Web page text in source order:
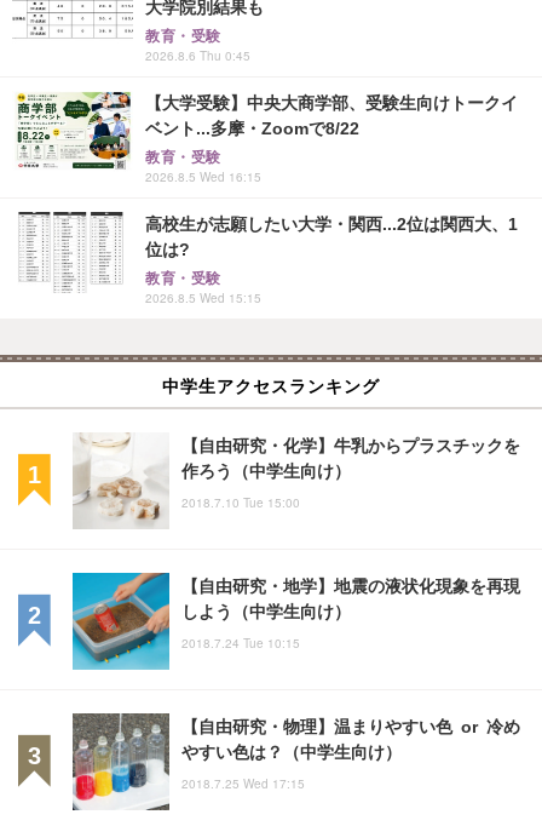
大学院別結果も
教育・受験
2026.8.6 Thu 0:45
【大学受験】中央大商学部、受験生向けトークイ
ベント...多摩・Zoomで8/22
教育・受験
2026.8.5 Wed 16:15
高校生が志願したい大学・関西...2位は関西大、1
位は?
教育・受験
2026.8.5 Wed 15:15
中学生アクセスランキング
【自由研究・化学】牛乳からプラスチックを
作ろう（中学生向け）
2018.7.10 Tue 15:00
【自由研究・地学】地震の液状化現象を再現
しよう（中学生向け）
2018.7.24 Tue 10:15
【自由研究・物理】温まりやすい色 or 冷め
やすい色は？（中学生向け）
2018.7.25 Wed 17:15